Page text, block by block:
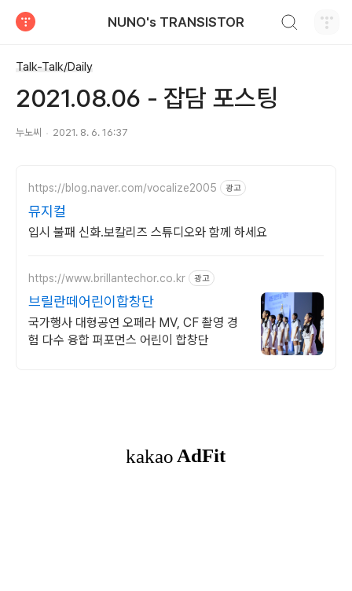
NUNO's TRANSISTOR
Talk-Talk/Daily
2021.08.06 - 잡담 포스팅
누노씨 2021. 8. 6. 16:37
https://blog.naver.com/vocalize2005 광고
뮤지컬
입시 불패 신화.보칼리즈 스튜디오와 함께 하세요
https://www.brillantechor.co.kr 광고
브릴란떼어린이합창단
국가행사 대형공연 오페라 MV, CF 촬영 경
험 다수 융합 퍼포먼스 어린이 합창단